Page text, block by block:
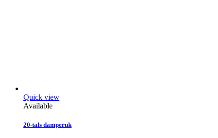
Quick view
Available
20-tals damperuk